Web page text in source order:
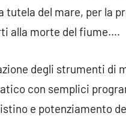
tutela del mare, per la
alla morte del fiume….
degli strumenti di
con semplici
e potenziamento